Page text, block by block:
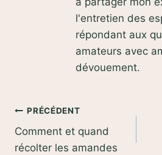
l'entretien des
répondant aux
amateurs avec
dévouement.
Navigation
de
PRÉCÉDENT
Comment et quand
récolter les amandes